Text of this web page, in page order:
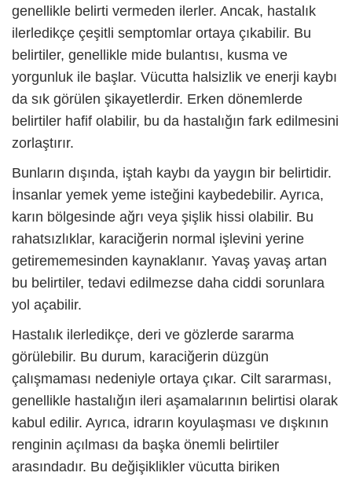
genellikle belirti vermeden ilerler. Ancak, hastalık
ilerledikçe çeşitli semptomlar ortaya çıkabilir. Bu
belirtiler, genellikle mide bulantısı, kusma ve
yorgunluk ile başlar. Vücutta halsizlik ve enerji kaybı
da sık görülen şikayetlerdir. Erken dönemlerde
belirtiler hafif olabilir, bu da hastalığın fark edilmesini
zorlaştırır.
Bunların dışında, iştah kaybı da yaygın bir belirtidir.
İnsanlar yemek yeme isteğini kaybedebilir. Ayrıca,
karın bölgesinde ağrı veya şişlik hissi olabilir. Bu
rahatsızlıklar, karaciğerin normal işlevini yerine
getirememesinden kaynaklanır. Yavaş yavaş artan
bu belirtiler, tedavi edilmezse daha ciddi sorunlara
yol açabilir.
Hastalık ilerledikçe, deri ve gözlerde sararma
görülebilir. Bu durum, karaciğerin düzgün
çalışmaması nedeniyle ortaya çıkar. Cilt sararması,
genellikle hastalığın ileri aşamalarının belirtisi olarak
kabul edilir. Ayrıca, idrarın koyulaşması ve dışkının
renginin açılması da başka önemli belirtiler
arasındadır. Bu değişiklikler vücutta biriken